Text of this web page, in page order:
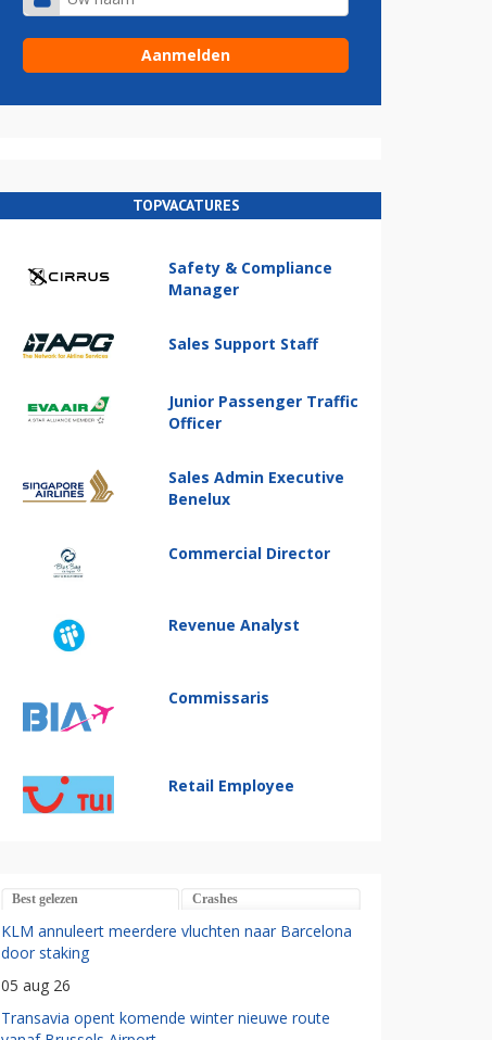
TOPVACATURES
Safety & Compliance
Manager
Sales Support Staff
Junior Passenger Traffic
Officer
Sales Admin Executive
Benelux
Commercial Director
Revenue Analyst
Commissaris
Retail Employee
Best gelezen Crashes
KLM annuleert meerdere vluchten naar Barcelona
door staking
05 aug 26
Transavia opent komende winter nieuwe route